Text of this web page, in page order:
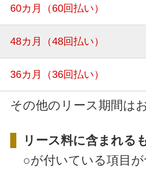
60カ月 （60回払い）
48カ月 （48回払い）
36カ月 （36回払い）
その他のリース期間は
リース料に含まれる
○が付いている項目